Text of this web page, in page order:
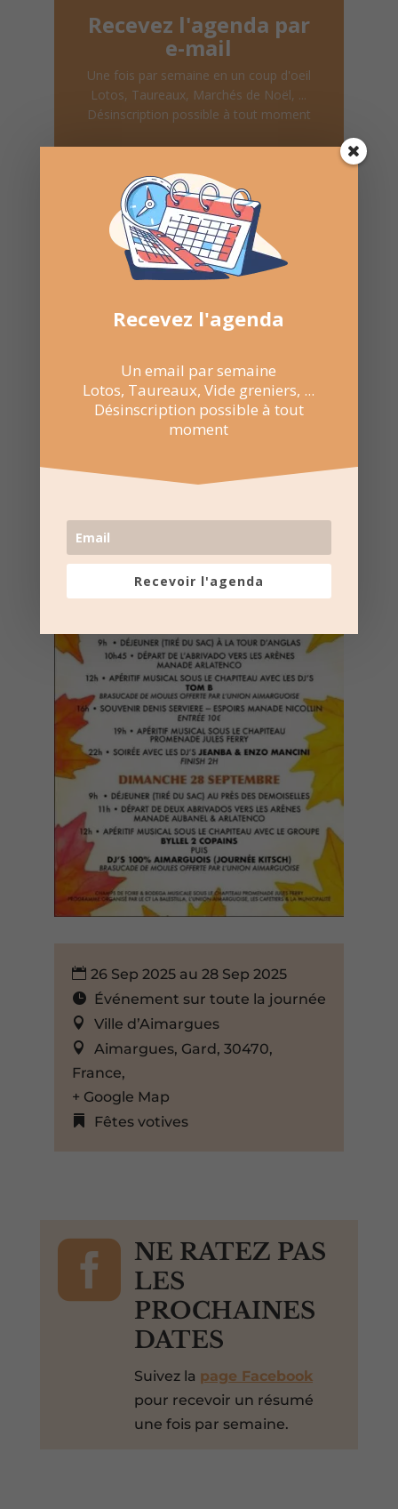
Recevez l'agenda par
e-mail
Une fois par semaine en un coup d'oeil
Lotos, Taureaux, Marchés de Noël, ...
Désinscription possible à tout moment
Recevoir l'agenda chaque
semaine
Nombre de consultations : 498
26 Sep 2025 au 28 Sep 2025
Événement sur toute la journée
Ville d’Aimargues
Aimargues, Gard, 30470,
France,
+ Google Map
Fêtes votives

NE RATEZ PAS
LES
PROCHAINES
DATES
Suivez la page Facebook
pour recevoir un résumé
une fois par semaine.
Recevez l'agenda
Un email par semaine
Lotos, Taureaux, Vide greniers, ...
Désinscription possible à tout
moment
Recevoir l'agenda